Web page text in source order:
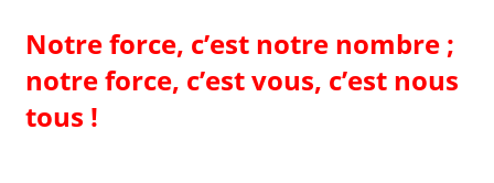
Notre force, c’est notre nombre ;
notre force, c’est vous, c’est nous
tous !